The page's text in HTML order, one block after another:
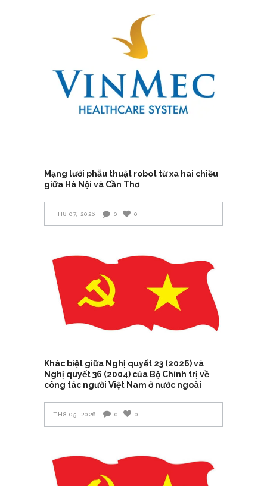
Mạng lưới phẫu thuật robot từ xa hai chiều
giữa Hà Nội và Cần Thơ
TH8 07, 2026 0 0
Khác biệt giữa Nghị quyết 23 (2026) và
Nghị quyết 36 (2004) của Bộ Chính trị về
công tác người Việt Nam ở nước ngoài
TH8 05, 2026 0 0